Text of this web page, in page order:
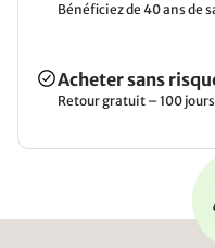
Bénéficiez de 40 ans de
Acheter sans
Retour gratuit – 100